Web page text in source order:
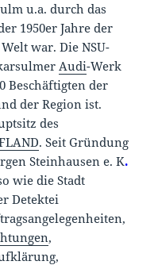
u.a. durch das
1950er Jahre der
war. Die NSU-
Audi-Werk
Beschäftigten der
der Region ist.
des
. Seit Gründung
Steinhausen e. K.
wie die Stadt
Detektei
,